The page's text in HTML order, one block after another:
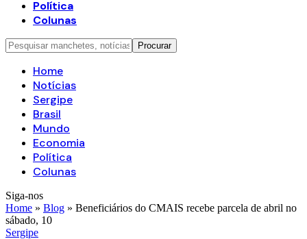
Política
Colunas
Home
Notícias
Sergipe
Brasil
Mundo
Economia
Política
Colunas
Siga-nos
Home » Blog » Beneficiários do CMAIS recebe parcela de abril no
sábado, 10
Sergipe